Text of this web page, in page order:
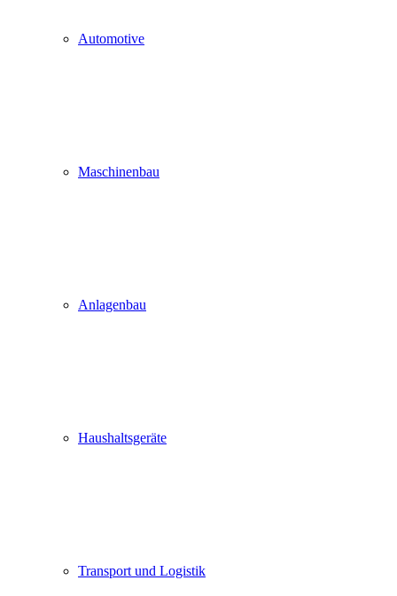
Automotive
Maschinenbau
Anlagenbau
Haushaltsgeräte
Transport und Logistik